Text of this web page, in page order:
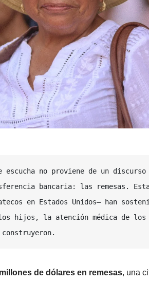
escucha no proviene de un discurso
bancaria: las remesas.
en Estados Unidos— han
los hijos, la atención médica de los
de dólares en remesas, una